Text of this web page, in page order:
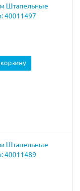
Штапельные
40011497
Штапельные
40011489